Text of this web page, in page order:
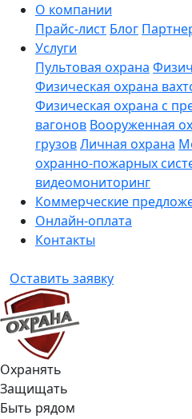
О компании
Прайс-лист Блог
Услуги
Пультовая охрана
Физическая охрана
Физическая охрана с
вагонов Вооруженная
грузовЛичная охрана
охранно-пожарных
видеомониторинг
Коммерческие
Онлайн-оплата
Контакты
Оставить заявку
Охранять
Защищать
Быть рядом